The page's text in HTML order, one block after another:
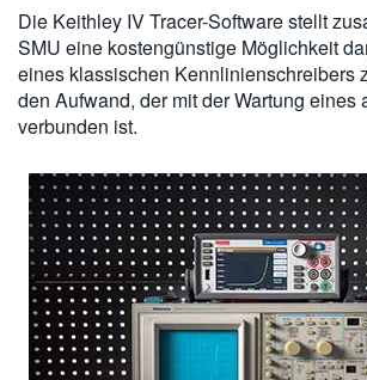
Die Keithley IV Tracer-Software stellt
SMU eine kostengünstige Möglichkeit
eines klassischen Kennlinienschreibers
den Aufwand, der mit der Wartung eines
verbunden ist.